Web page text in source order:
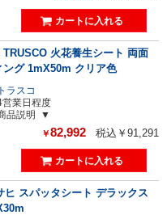
TRUSCO 火花養生シート 両面
ング 1mX50m クリア色
トラスコ
営業日程度
品説明
￥82,992 税込￥91,291
ヒ スパッタシート デラックス